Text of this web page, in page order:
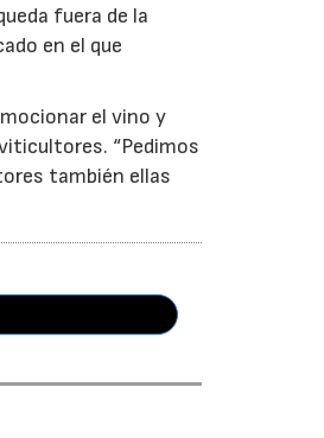
fuera de la
en el que
el vino y
“Pedimos
también ellas